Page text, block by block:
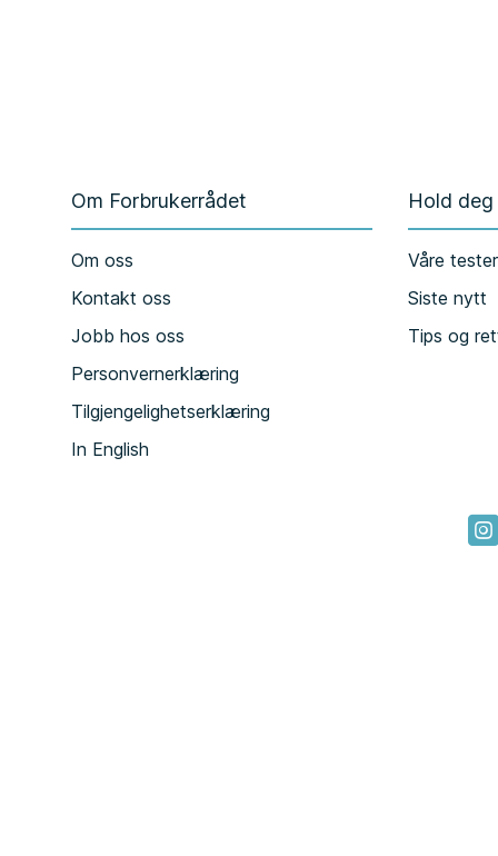
Om Forbrukerrådet
Om oss
Kontakt oss
Jobb hos oss
Personvernerklæring
Tilgjengelighetserklæring
In English
Hold
Våre tester
Siste nytt
Tips og